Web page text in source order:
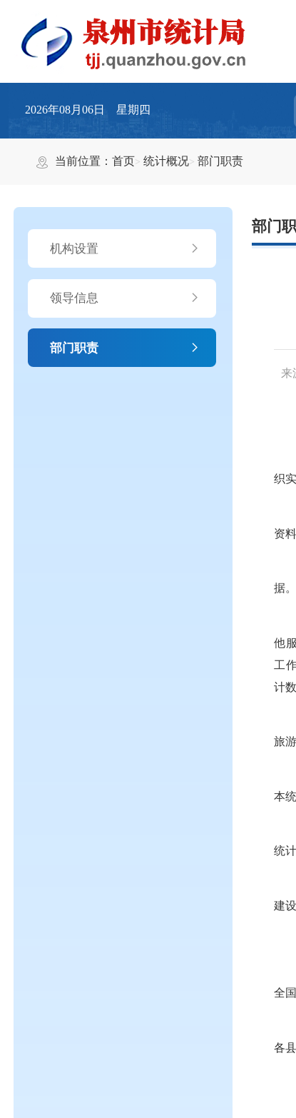
2026年08月06日 星期四
当前位置：首页 统计概况 部门职责
机构设置
领导信息
部门职责
部门
来
织
资料
据。
他
工
计
旅
本
统
建
全
各